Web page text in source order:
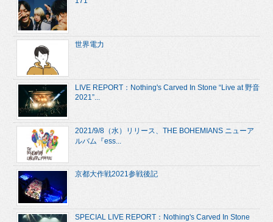
世界電力
LIVE REPORT：Nothing's Carved In Stone “Live at 野音
2021”...
2021/9/8（水）リリース、THE BOHEMIANS ニューア
ルバム『ess...
京都大作戦2021参戦後記
SPECIAL LIVE REPORT：Nothing's Carved In Stone